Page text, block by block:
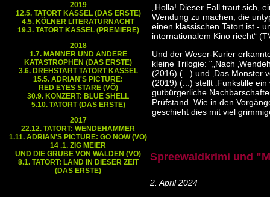
2019
12.5. TATORT KASSEL (DAS ERSTE)
4.5. KÖLNER LITERATURNACHT
19.3. TATORT KASSEL (PREMIERE)
2018
1.7. MÄNNER UND ANDERE
KATASTROPHEN (DAS ERSTE)
3.6. DREHSTART TATORT KASSEL
15.5. ADRIAN'S PICTURE:
RED EYES STARE (VÖ)
30.9. KONZERT: BLUE SHELL
5.10. TATORT (DAS ERSTE)
2017
22.12. TATORT: WENDEHAMMER
1.11. ADRIAN'S PICTURE: GO NOW (VÖ)
14 .1. ZIG MEIER
UND DIE GRUBE VON WALDEN (VÖ)
8.1. TATORT: LAND IN DIESER ZEIT
(DAS ERSTE)
„Holla! Dieser Fall traut sich,
Wendung zu machen, die
einen klassischen Tatort ist -
internationalem Kino riecht“
Und der Weser-Kurier
kleine Trilogie: "„Nach
(2016) (...) und ‚Das Monster
(2019) (...) stellt ‚Funkstille
gutbürgerliche
Prüfstand. Wie in den
geschieht dies mit viel
Spreewaldkrimi und
2. April 2024